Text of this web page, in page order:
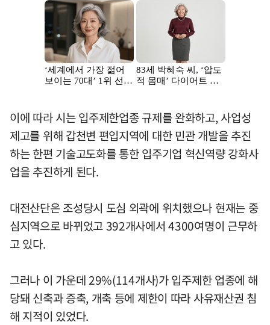
이에 따라 시는 입주제한업종 규제를 완화하고, 사업성
제고를 위해 갑천변 편입지역에 대한 민관 개발을 추진
하는 한편 기술고도화를 통한 입주기업 혁신역량 강화사
업을 추진하게 된다.
대전산단은 조성당시 도심 외곽에 위치했으나 현재는 중
심지역으로 바뀌었고 392개사에서 4300여명이 근무하
고 있다.
그러나 이 가운데 29%(114개사)가 입주제한 업종에 해
당돼 신축과 증축, 개축 등에 제한이 따라 사유재산권 침
해 지적이 있었다.